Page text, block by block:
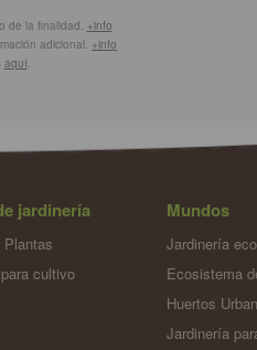
de la finalidad. +info
adicional. +info
aquí.
jardinería
Plantas
cultivo
Mundos
Jardinería
Ecosistema
Huertos
Jardinería